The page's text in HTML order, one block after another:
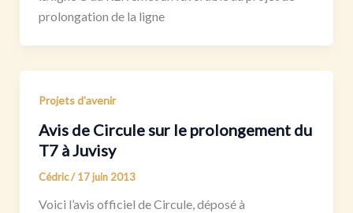
prolongation de la ligne
Projets d'avenir
Avis de Circule sur le prolongement du
T7 à Juvisy
Cédric/17 juin 2013
Voici l’avis officiel de Circule, déposé à